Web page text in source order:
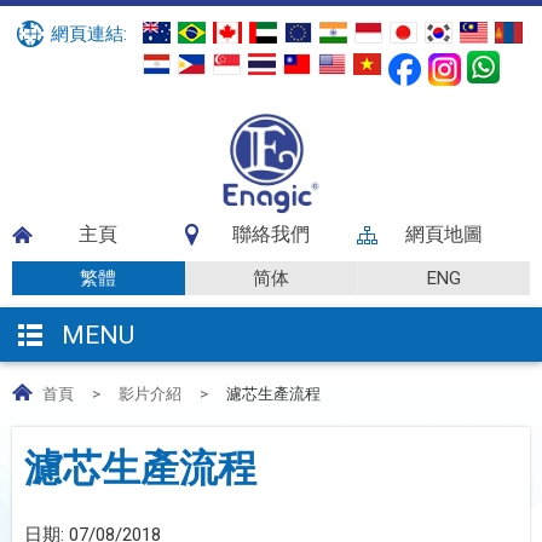
網頁連結:
主頁 聯絡我們 網頁地圖
繁體 简体 ENG
MENU
首頁 > 影片介紹 > 濾芯生產流程
濾芯生產流程
日期: 07/08/2018